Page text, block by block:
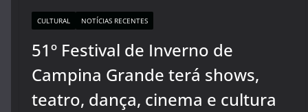
CULTURAL NOTÍCIAS RECENTES
51º Festival de Inverno de
Campina Grande terá shows,
teatro, dança, cinema e cultura